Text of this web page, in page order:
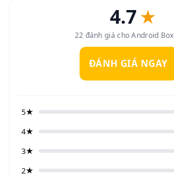
4.7★
22 đánh giá cho Android
ĐÁNH GIÁ NGAY
5★
4★
3★
2★